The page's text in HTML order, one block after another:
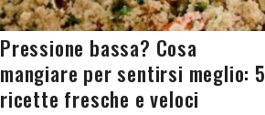
Pressione bassa? Cosa
mangiare per sentirsi meglio: 5
ricette fresche e veloci